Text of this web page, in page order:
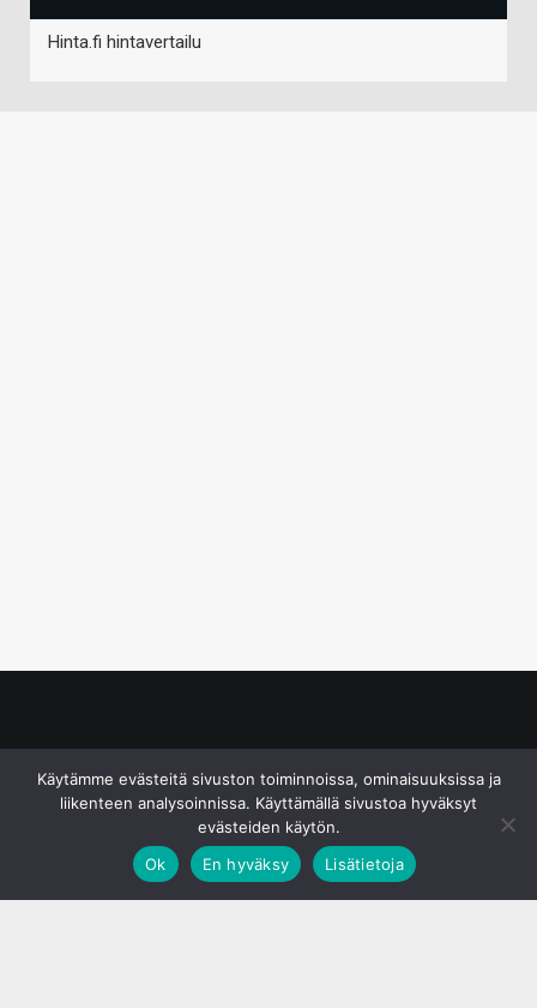
Hinta.fi hintavertailu
Käytämme evästeitä sivuston toiminnoissa, ominaisuuksissa ja
liikenteen analysoinnissa. Käyttämällä sivustoa hyväksyt
evästeiden käytön.
Ok
En hyväksy Lisätietoja